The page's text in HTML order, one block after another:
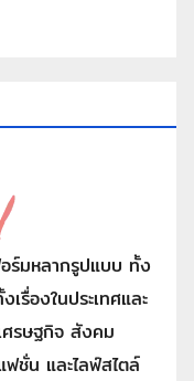
ร์มหลากรูปแบบ ทั้ง
รื่องในประเทศและ
ศรษฐกิจ สังคม
ชั่น และไลฟ์สไตล์